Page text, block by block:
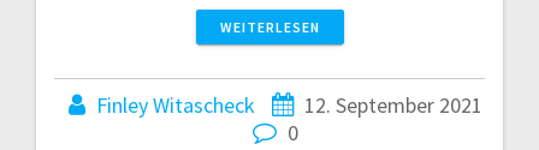
WEITERLESEN
Finley Witascheck
12. September 2021
0